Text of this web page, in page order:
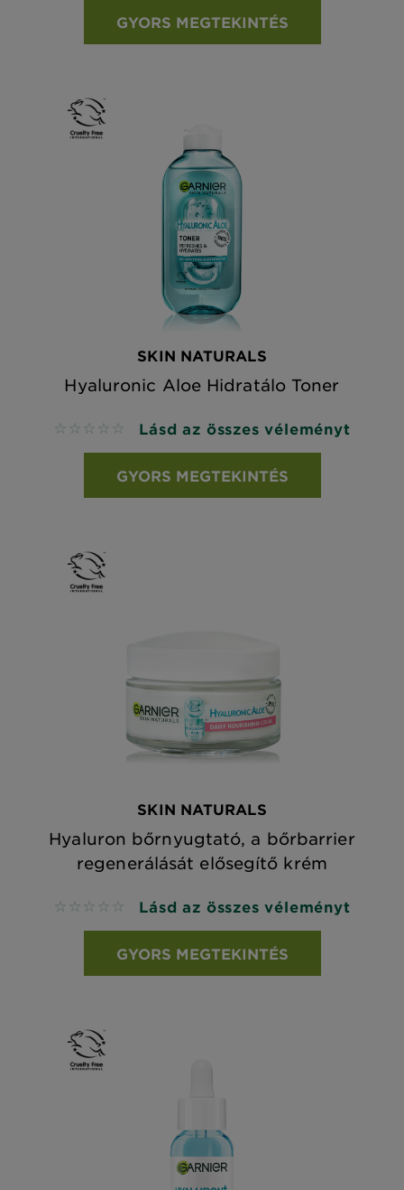
GYORS MEGTEKINTÉS
SKIN NATURALS
Hyaluronic Aloe Hidratálo Toner
No reviews Lásd az összes véleményt
GYORS MEGTEKINTÉS
SKIN NATURALS
Hyaluron bőrnyugtató, a bőrbarrier
regenerálását elősegítő krém
No reviews Lásd az összes véleményt
GYORS MEGTEKINTÉS